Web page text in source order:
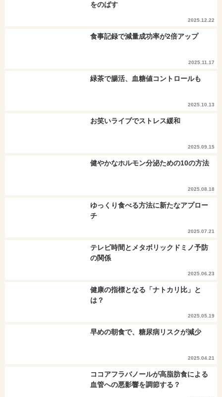
をのばす
2025.12.22
食事記録で減量成功率が2倍アップ
2025.11.17
緑茶で腸活、血糖値コントロールも
2025.10.13
お笑いライブでストレス緩和
2025.09.15
健やかなホルモン分泌ための10の方法
2025.08.18
ゆっくり食べる方法に新たなアプロー
チ
2025.07.21
テレビ時間とメタボリックドミノ予防
の関係
2025.06.23
健康の指標となる「ナトカリ比」と
は？
2025.05.19
早めの朝食で、糖尿病リスクが減少
2025.04.21
ココアフラバノールが高脂肪食による
血管への悪影響を調節する？